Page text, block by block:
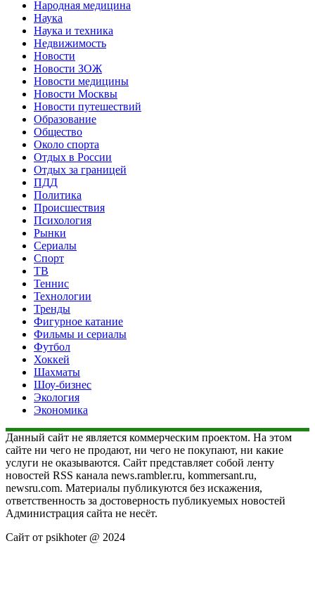
Народная медицина
Наука
Наука и техника
Недвижимость
Новости
Новости ЗОЖ
Новости медицины
Новости Москвы
Новости путешествий
Образование
Общество
Около спорта
Отдых в России
Отдых за границей
ПДД
Политика
Происшествия
Психология
Рынки
Сериалы
Спорт
ТВ
Теннис
Технологии
Тренды
Фигурное катание
Фильмы и сериалы
Футбол
Хоккей
Шахматы
Шоу-бизнес
Экология
Экономика
Данный сайт не является коммерческим проектом. На этом
сайте ни чего не продают, ни чего не покупают, ни какие
услуги не оказываются. Сайт представляет собой ленту
новостей RSS канала news.rambler.ru, kommersant.ru,
newsru.com. Материалы публикуются без искажения,
ответственность за достоверность публикуемых новостей
Администрация сайта не несёт.
Сайт от psikhoter @ 2024